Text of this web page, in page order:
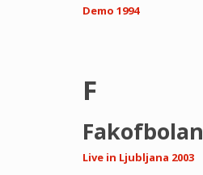
Demo 1994
F
Fakofbolan
Live in Ljubljana 2003